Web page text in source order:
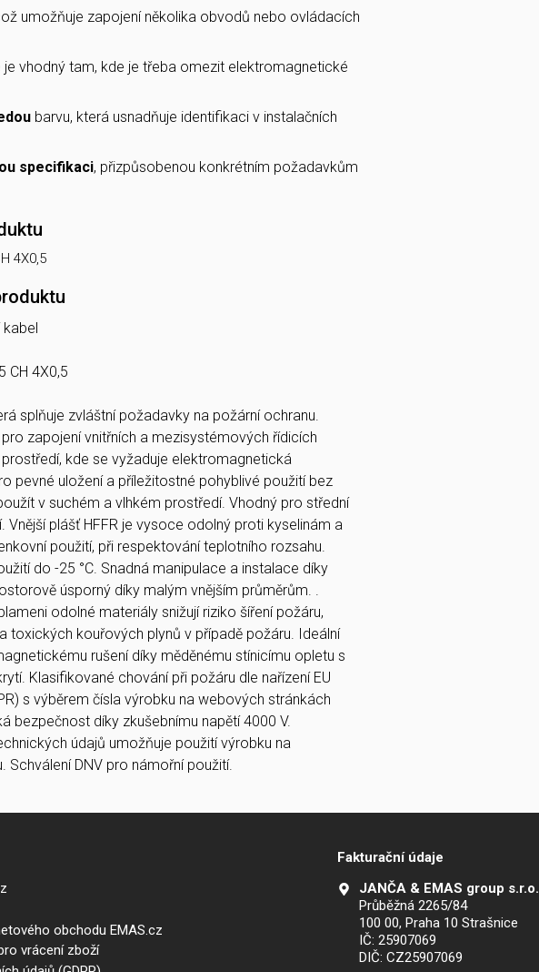
umožňuje zapojení několika obvodů nebo ovládacích
je vhodný tam, kde je třeba omezit elektromagnetické
barvu, která usnadňuje identifikaci v instalačních
specifikaci, přizpůsobenou konkrétním požadavkům
4X0,5
CH 4X0,5
splňuje zvláštní požadavky na požární ochranu.
zapojení vnitřních a mezisystémových řídicích
kde se vyžaduje elektromagnetická
pevné uložení a příležitostné pohyblivé použití bez
v suchém a vlhkém prostředí. Vhodný pro střední
Vnější plášť HFFR je vysoce odolný proti kyselinám a
použití, při respektování teplotního rozsahu.
do -25 °C. Snadná manipulace a instalace díky
úsporný díky malým vnějším průměrům. .
odolné materiály snižují riziko šíření požáru,
toxických kouřových plynů v případě požáru. Ideální
rušení díky měděnému stínicímu opletu s
Klasifikované chování při požáru dle nařízení EU
s výběrem čísla výrobku na webových stránkách
bezpečnost díky zkušebnímu napětí 4000 V.
údajů umožňuje použití výrobku na
Schválení DNV pro námořní použití.
obchodu EMAS.cz
vrácení zboží
Fakturační údaje
JANČA & EMAS group s.r.o.
Průběžná 2265/84
100 00, Praha 10 Strašnice
IČ: 25907069
DIČ: CZ25907069